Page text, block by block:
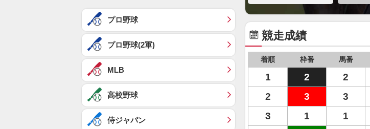
競走成績
着順 枠番 馬番
1 2 2
2
3 3
3
1 1
プロ野球
プロ野球(2軍)
MLB
高校野球
侍ジャパン